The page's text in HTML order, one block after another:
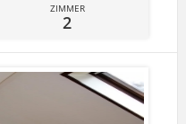
ZIMMER
2